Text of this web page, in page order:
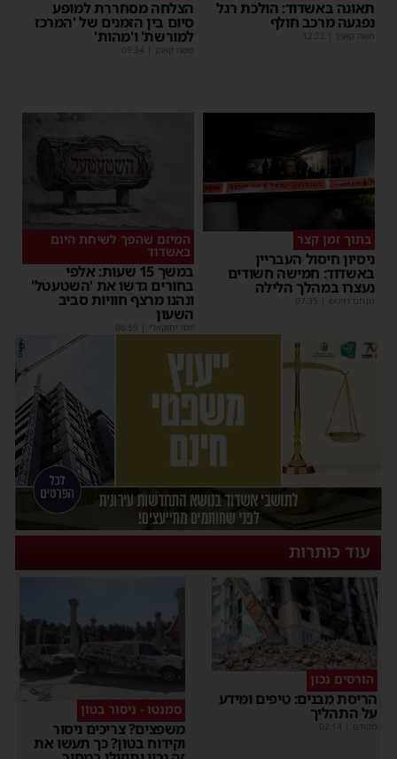
תאונה באשדוד: הולכת רגל
נפגעה מרכב חולף
משה קאהן
הצלחה מסחררת למופע
סיום בין הזמנים של 'המרכז
למורשת' ו'מהות'
משה קאהן 09:34
בתוך זמן קצר
ניסיון חיסול העבריין
באשדוד: חמישה חשודים
נעצרו במהלך הלילה
מנחם דויטש 07:35
המיזם שהפך לשיחת היום
באשדוד
במשך 15 שעות: אלפי
בחורים גדשו את 'השטעטל'
ונהנו מרצף חוויות סביב
השעון
יוסי יחזקאלי 06:59
עוד כותרות
הורסים נכון
הריסת מבנים: טיפים ומידע
על התהליך
מקודם
סמנטו - ניסור בטון
משפצים? צריכים ניסור
וקידוח בטון? כך תעשו את